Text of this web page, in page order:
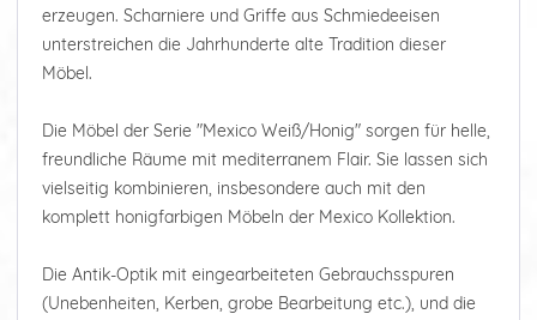
erzeugen. Scharniere und Griffe aus Schmiedeeisen
unterstreichen die Jahrhunderte alte Tradition dieser
Möbel.
Die Möbel der Serie "Mexico Weiß/Honig" sorgen für helle,
freundliche Räume mit mediterranem Flair. Sie lassen sich
vielseitig kombinieren, insbesondere auch mit den
komplett honigfarbigen Möbeln der Mexico Kollektion.
Die Antik-Optik mit eingearbeiteten Gebrauchsspuren
(Unebenheiten, Kerben, grobe Bearbeitung etc.), und die